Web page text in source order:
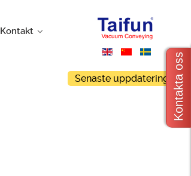
Kontakt
Senaste uppdateringarKontakta oss